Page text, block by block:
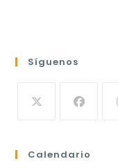
Síguenos
Calendario